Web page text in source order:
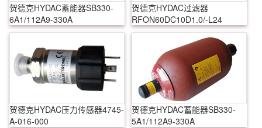
贺德克HYDAC蓄能器SB330-
6A1/112A9-330A
贺德克HYDAC过滤器
RFON60DC10D1.0/-L24
贺德克HYDAC压力传感器4745-
A-016-000
贺德克HYDAC蓄能器SB330-
5A1/112A9-330A